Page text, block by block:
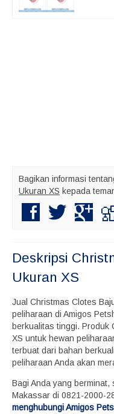
Bagikan informasi
Ukuran XS kepada
Deskripsi
Ukuran XS
Jual Christmas Clotes
peliharaan di Amigos
berkualitas tinggi. Produk
XS untuk hewan
terbuat dari bahan
peliharaan Anda akan
Bagi Anda yang
Makassar di 0821-2000-
menghubungi Amigos